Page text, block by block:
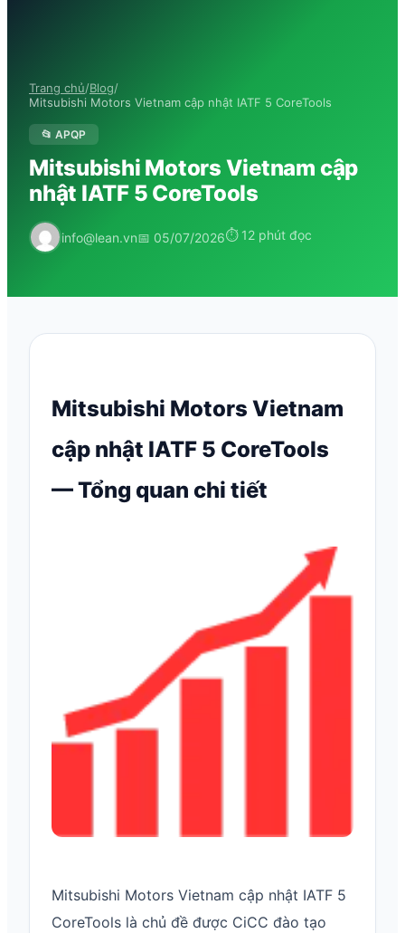
Trang chủ/Blog/
Mitsubishi Motors Vietnam cập nhật IATF 5 CoreTools
📂 APQP
Mitsubishi Motors Vietnam cập
nhật IATF 5 CoreTools
info@lean.vn📅 05/07/2026⏱ 12 phút đọc
Mitsubishi Motors Vietnam
cập nhật IATF 5 CoreTools
— Tổng quan chi tiết
Mitsubishi Motors Vietnam cập nhật IATF 5
CoreTools là chủ đề được CiCC đào tạo